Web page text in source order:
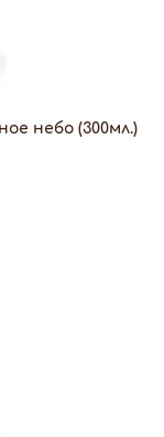
небо (300мл.)